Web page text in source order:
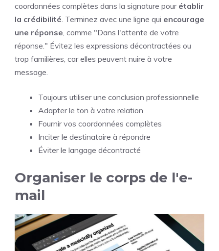
coordonnées complètes dans la signature pour établir
la crédibilité . Terminez avec une ligne qui encourage
une réponse , comme "Dans l'attente de votre
réponse." Évitez les expressions décontractées ou
trop familières, car elles peuvent nuire à votre
message.
Toujours utiliser une conclusion professionnelle
Adapter le ton à votre relation
Fournir vos coordonnées complètes
Inciter le destinataire à répondre
Éviter le langage décontracté
Organiser le corps de l'e-
mail